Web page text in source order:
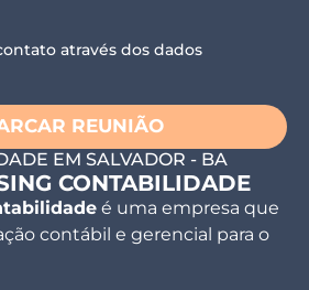
EM SALVADOR - BA
CONTABILIDADE
é uma empresa que
contábil e gerencial para o
através dos dados
REUNIÃO